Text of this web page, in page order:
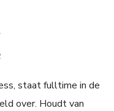
staat fulltime in de
over. Houdt van